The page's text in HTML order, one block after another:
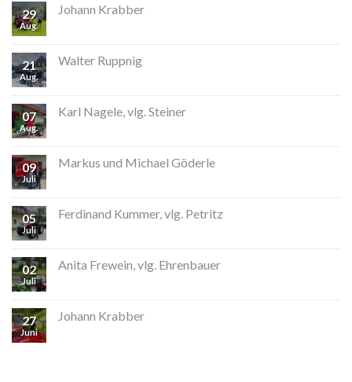
29
Aug.
Johann Krabber
21
Aug.
Walter Ruppnig
07
Aug.
Karl Nagele, vlg. Steiner
09
Juli
Markus und Michael Göderle
05
Juli
Ferdinand Kummer, vlg. Petritz
02
Juli
Anita Frewein, vlg. Ehrenbauer
27
Juni
Johann Krabber